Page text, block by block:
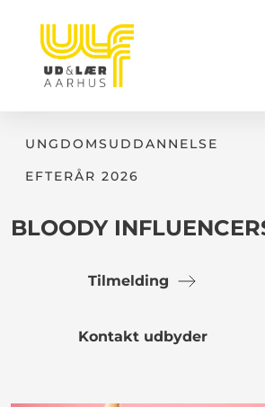
UNGDOMSUDDANNELSE
EFTERÅR 2026
BLOODY
Tilmelding
Kontakt udbyder